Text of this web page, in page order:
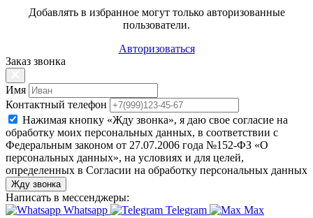
Добавлять в избранное могут только авторизованные
пользователи.
Авторизоваться
Заказ звонка
Имя
Контактный телефон
Нажимая кнопку «Жду звонка», я даю свое согласие на
обработку моих персональных данных, в соответствии с
Федеральным законом от 27.07.2006 года №152-ФЗ «О
персональных данных», на условиях и для целей,
определенных в Согласии на обработку персональных данных
Жду звонка
Написать в мессенджеры:
Whatsapp
Telegram
Max